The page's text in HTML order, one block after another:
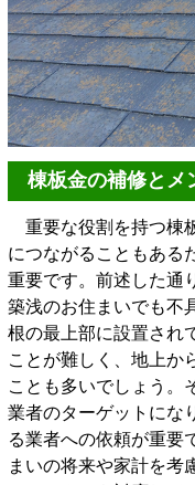
棟板金の補修とメ
重要な役割を持つ棟
につながることもある
重要です。前述した通
築浅のお住まいでも不
根の最上部に設置され
ことが難しく、地上か
ことも多いでしょう。
業者のターゲットにな
る業者への依頼が重要
まいの将来や家計を考